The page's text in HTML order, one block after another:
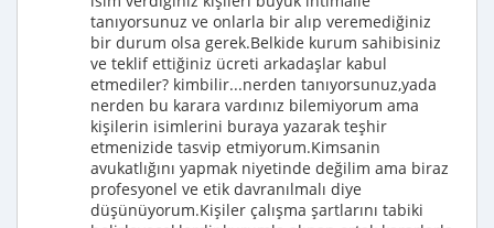
tanıyorsunuz ve onlarla bir alıp veremediğiniz
bir durum olsa gerek.Belkide kurum sahibisiniz
ve teklif ettiğiniz ücreti arkadaşlar kabul
etmediler? kimbilir...nerden tanıyorsunuz,yada
nerden bu karara vardınız bilemiyorum ama
kişilerin isimlerini buraya yazarak teşhir
etmenizide tasvip etmiyorum.Kimsanin
avukatlığını yapmak niyetinde değilim ama biraz
profesyonel ve etik davranılmalı diye
düşünüyorum.Kişiler çalışma şartlarını tabiki